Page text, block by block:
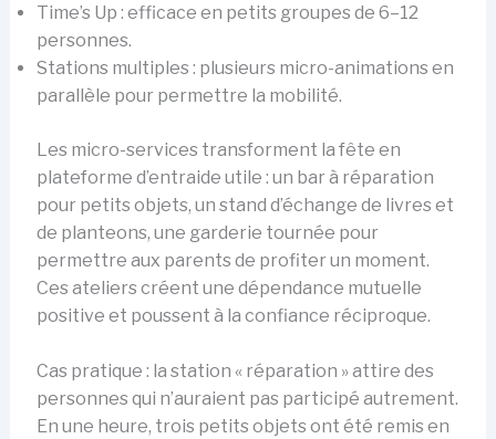
Time’s Up : efficace en petits groupes de 6–12
personnes.
Stations multiples : plusieurs micro-animations en
parallèle pour permettre la mobilité.
Les micro-services transforment la fête en
plateforme d’entraide utile : un bar à réparation
pour petits objets, un stand d’échange de livres et
de planteons, une garderie tournée pour
permettre aux parents de profiter un moment.
Ces ateliers créent une dépendance mutuelle
positive et poussent à la confiance réciproque.
Cas pratique : la station « réparation » attire des
personnes qui n’auraient pas participé autrement.
En une heure, trois petits objets ont été remis en